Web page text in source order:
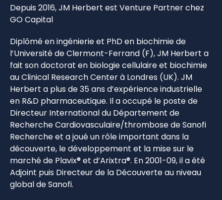
Depuis 2016, JM Herbert est Venture Partner chez
GO Capital
Diplômé en ingénierie et PhD en biochimie de
l’Université de Clermont-Ferrand (F), JM Herbert a
fait son doctorat en biologie cellulaire et biochimie
au Clinical Research Center à Londres (UK). JM
Herbert a plus de 35 ans d’expérience industrielle
en R&D pharmaceutique. Il a occupé le poste de
Directeur International du Département de
Recherche Cardiovasculaire/thrombose de Sanofi
Recherche et a joué un rôle important dans la
découverte, le développement et la mise sur le
marché de Plavix® et d’Arixtra®. En 2001-09, il a été
Adjoint puis Directeur de la Découverte au niveau
global de Sanofi.